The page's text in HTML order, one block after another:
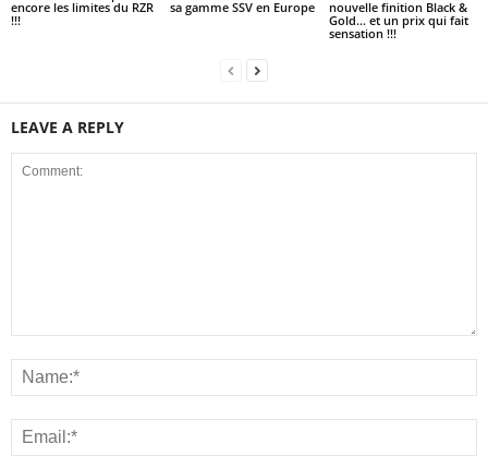
encore les limites du RZR
!!!
sa gamme SSV en Europe
nouvelle finition Black &
Gold… et un prix qui fait
sensation !!!
LEAVE A REPLY